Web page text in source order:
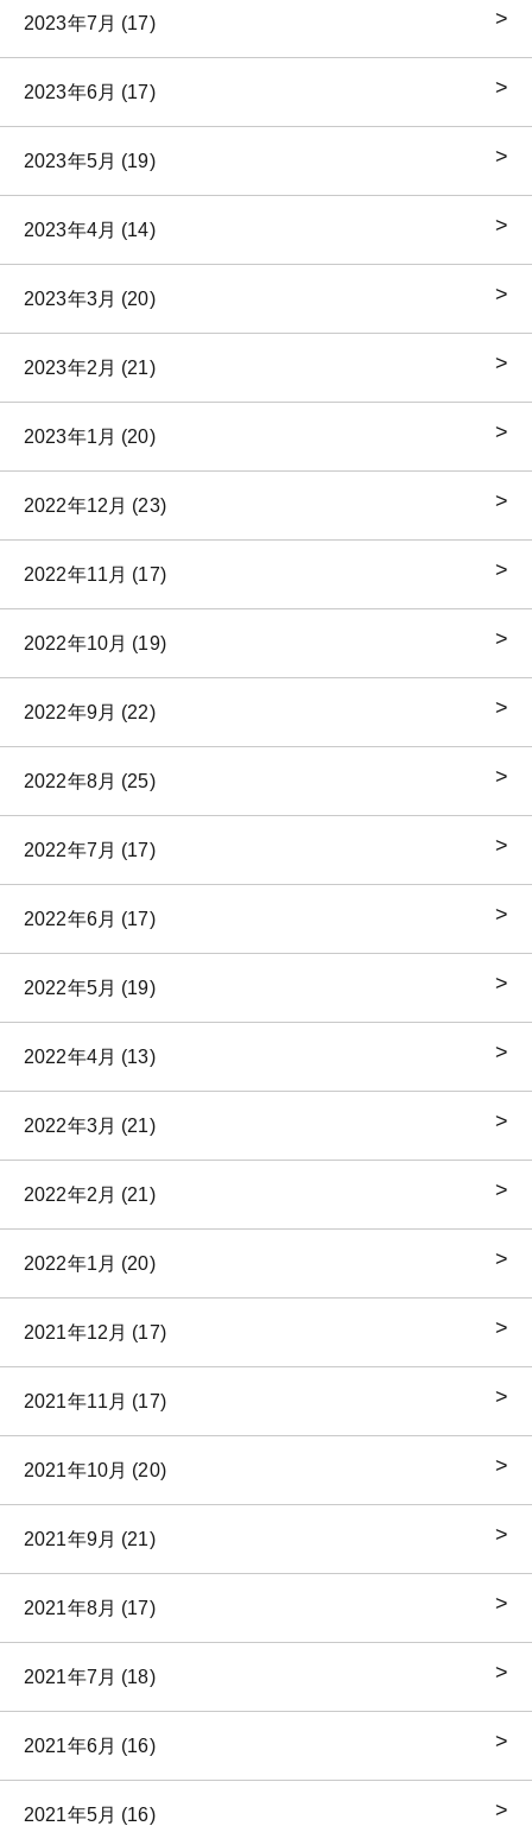
2023年7月 (17)
2023年6月 (17)
2023年5月 (19)
2023年4月 (14)
2023年3月 (20)
2023年2月 (21)
2023年1月 (20)
2022年12月 (23)
2022年11月 (17)
2022年10月 (19)
2022年9月 (22)
2022年8月 (25)
2022年7月 (17)
2022年6月 (17)
2022年5月 (19)
2022年4月 (13)
2022年3月 (21)
2022年2月 (21)
2022年1月 (20)
2021年12月 (17)
2021年11月 (17)
2021年10月 (20)
2021年9月 (21)
2021年8月 (17)
2021年7月 (18)
2021年6月 (16)
2021年5月 (16)